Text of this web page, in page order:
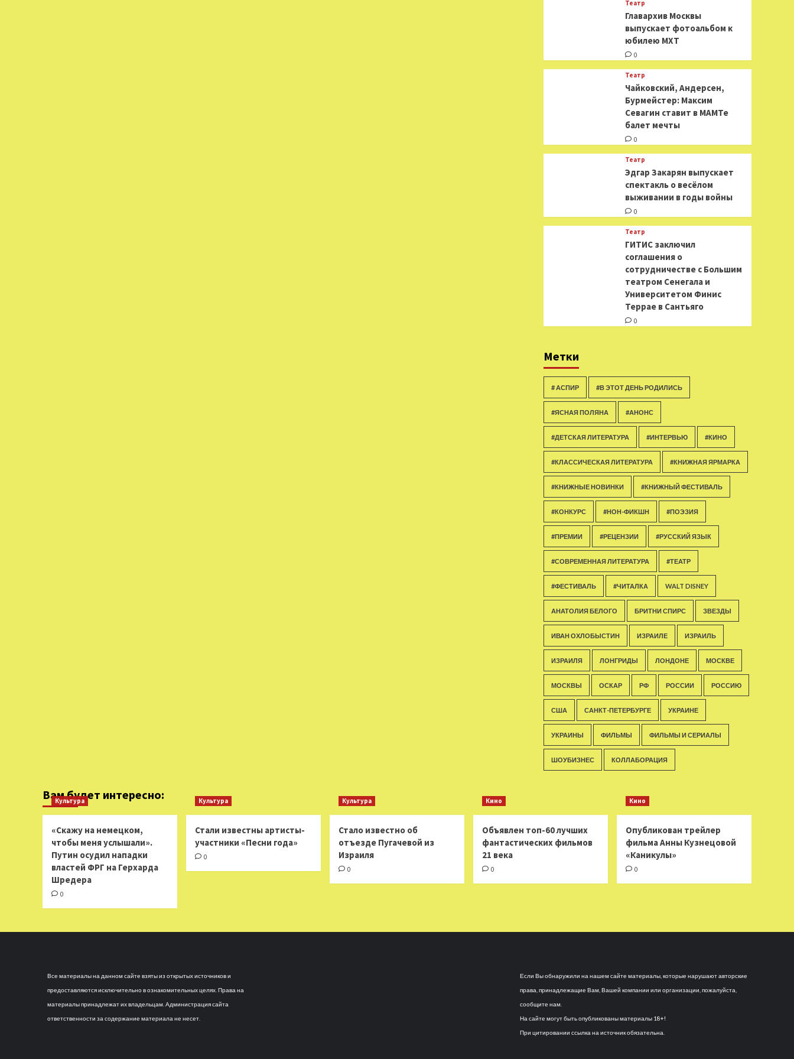
Театр
​​Главархив Москвы
выпускает фотоальбом к
юбилею МХТ
0
Театр
​​Чайковский, Андерсен,
Бурмейстер: Максим
Севагин ставит в МАМТе
балет мечты
0
Театр
Эдгар Закарян выпускает
спектакль о весёлом
выживании в годы войны
0
Театр
ГИТИС заключил
соглашения о
сотрудничестве с Большим
театром Сенегала и
Университетом Финис
Террае в Сантьяго
0
Метки
# АСПИР #В ЭТОТ ДЕНЬ РОДИЛИСЬ
#ЯСНАЯ ПОЛЯНА #АНОНС
#ДЕТСКАЯ ЛИТЕРАТУРА #ИНТЕРВЬЮ #КИНО
#КЛАССИЧЕСКАЯ ЛИТЕРАТУРА #КНИЖНАЯ ЯРМАРКА
#КНИЖНЫЕ НОВИНКИ #КНИЖНЫЙ ФЕСТИВАЛЬ
#КОНКУРС #НОН-ФИКШН #ПОЭЗИЯ
#ПРЕМИИ #РЕЦЕНЗИИ #РУССКИЙ ЯЗЫК
#СОВРЕМЕННАЯ ЛИТЕРАТУРА #ТЕАТР
#ФЕСТИВАЛЬ #ЧИТАЛКА WALT DISNEY
АНАТОЛИЯ БЕЛОГО БРИТНИ СПИРС ЗВЕЗДЫ
ИВАН ОХЛОБЫСТИН ИЗРАИЛЕ ИЗРАИЛЬ
ИЗРАИЛЯ ЛОНГРИДЫ ЛОНДОНЕ МОСКВЕ
МОСКВЫ ОСКАР РФ РОССИИ РОССИЮ
США САНКТ-ПЕТЕРБУРГЕ УКРАИНЕ
УКРАИНЫ ФИЛЬМЫ ФИЛЬМЫ И СЕРИАЛЫ
ШОУБИЗНЕС КОЛЛАБОРАЦИЯ
Вам будет интересно:
Культура
«Скажу на немецком,
чтобы меня услышали».
Путин осудил нападки
властей ФРГ на Герхарда
Шредера
0
Культура
Стали известны артисты-
участники «Песни года»
0
Культура
Стало известно об
отъезде Пугачевой из
Израиля
0
Кино
Объявлен топ-60 лучших
фантастических фильмов
21 века
0
Кино
Опубликован трейлер
фильма Анны Кузнецовой
«Каникулы»
0
Все материалы на данном сайте взяты из открытых источников и
предоставляются исключительно в ознакомительных целях. Права на
материалы принадлежат их владельцам. Администрация сайта
ответственности за содержание материала не несет.
Если Вы обнаружили на нашем сайте материалы, которые нарушают авторские
права, принадлежащие Вам, Вашей компании или организации, пожалуйста,
сообщите нам.
На сайте могут быть опубликованы материалы 18+!
При цитировании ссылка на источник обязательна.